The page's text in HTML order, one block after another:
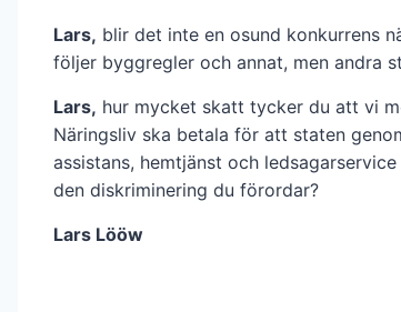
Lars, blir det inte en osund konkurrens
följer byggregler och annat, men andra
Lars, hur mycket skatt tycker du att vi
Näringsliv ska betala för att staten
assistans, hemtjänst och
den diskriminering du förordar?
Lars Lööw